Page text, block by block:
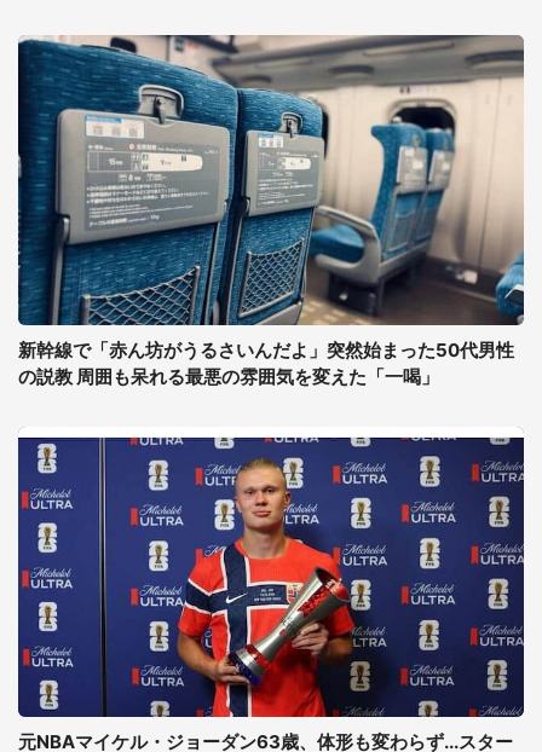
新幹線で「赤ん坊がうるさいんだよ」突然始まった50代男性
の説教 周囲も呆れる最悪の雰囲気を変えた「一喝」
元NBAマイケル・ジョーダン63歳、体形も変わらず...スター